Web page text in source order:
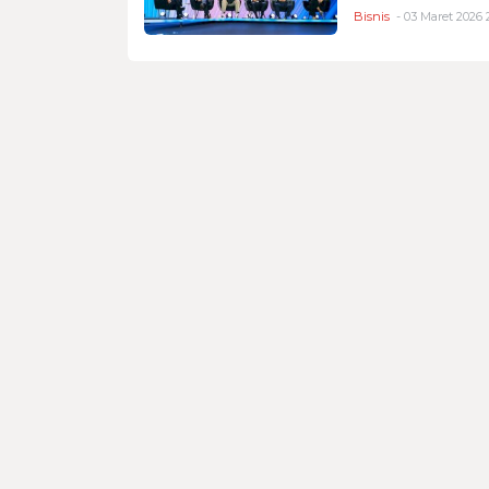
Bisnis - 03 Maret 2026